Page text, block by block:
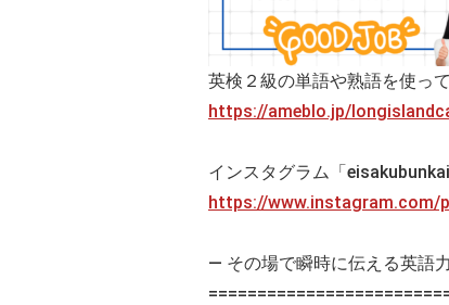
英検２級の単語や熟語を使っ
https://ameblo.jp/
インスタグラム「
https://www.instagram.com/
— その場で瞬時に伝える英語